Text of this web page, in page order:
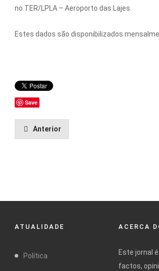
no TER/LPLA – Aeroporto das Lajes.
Estes dados são disponibilizados
Save
Anterior
ATUALIDADE
Política
ACERCA
Este jornal
factos,